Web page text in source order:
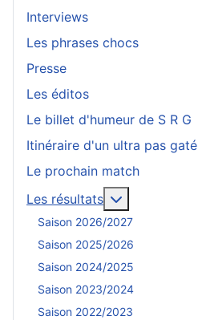
Interviews
Les phrases chocs
Presse
Les éditos
Le billet d'humeur de S R G
Itinéraire d'un ultra pas gaté
Le prochain match
Les résultats
Saison 2026/2027
Saison 2025/2026
Saison 2024/2025
Saison 2023/2024
Saison 2022/2023